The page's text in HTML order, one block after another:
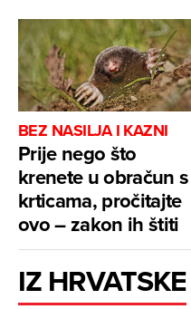
BEZ NASILJA I KAZNI
Prije nego što
krenete u obračun s
krticama, pročitajte
ovo – zakon ih štiti
IZ HRVATSKE